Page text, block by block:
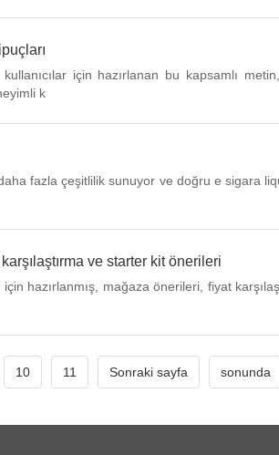
için hazırlanan bu kapsamlı
k
fazla çeşitlilik sunuyor ve doğru e sigara
ve starter kit önerileri
hazırlanmış, mağaza önerileri, fiyat
10 11 Sonraki sayfa sonunda